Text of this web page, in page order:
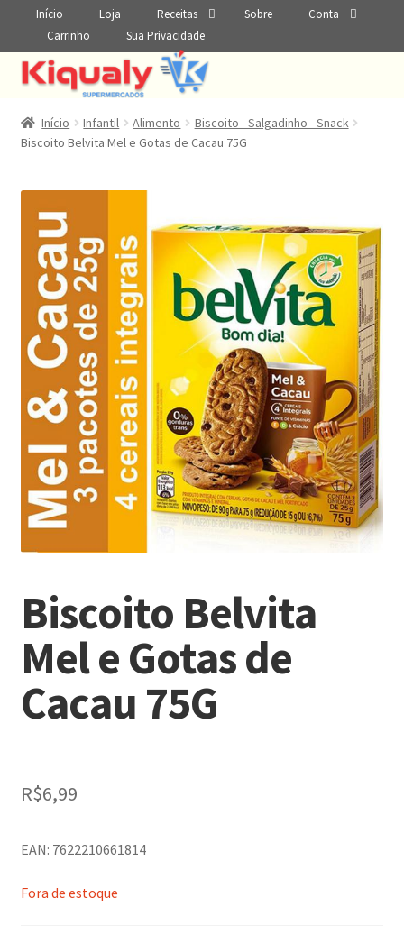
Início Loja Receitas Sobre
Conta
Carrinho
Sua Privacidade
Início Infantil Alimento
Biscoito - Salgadinho - Snack
Biscoito Belvita Mel e Gotas de Cacau 75G
Biscoito Belvita
Mel e Gotas de
Cacau 75G
R$6,99
EAN: 7622210661814
Fora de estoque